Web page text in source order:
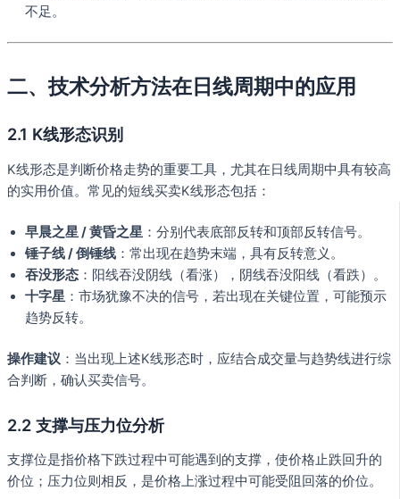
不足。
二、技术分析方法在日线周期中的应用
2.1 K线形态识别
K线形态是判断价格走势的重要工具，尤其在日线周期中具有较高
的实用价值。常见的短线买卖K线形态包括：
早晨之星 / 黄昏之星 ：分别代表底部反转和顶部反转信号。
锤子线 / 倒锤线 ：常出现在趋势末端，具有反转意义。
吞没形态 ：阳线吞没阴线（看涨），阴线吞没阳线（看跌）。
十字星 ：市场犹豫不决的信号，若出现在关键位置，可能预示
趋势反转。
操作建议 ：当出现上述K线形态时，应结合成交量与趋势线进行综
合判断，确认买卖信号。
2.2 支撑与压力位分析
支撑位是指价格下跌过程中可能遇到的支撑，使价格止跌回升的
价位；压力位则相反，是价格上涨过程中可能受阻回落的价位。